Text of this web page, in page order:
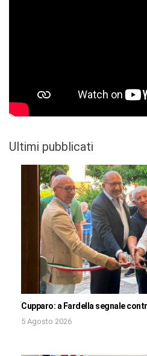
Ultimi pubblicati
Cupparo: a Fardella segnale
5 Agosto 2026